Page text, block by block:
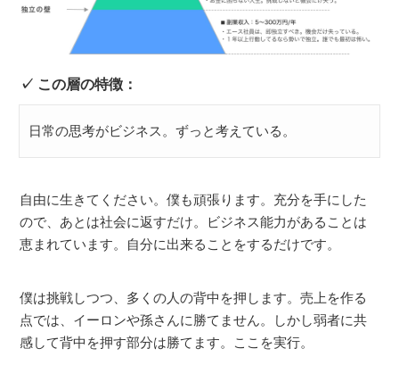
この層の特徴：
日常の思考がビジネス。ずっと考えている。
自由に生きてください。僕も頑張ります。充分を手にした
ので、あとは社会に返すだけ。ビジネス能力があることは
恵まれています。自分に出来ることをするだけです。
僕は挑戦しつつ、多くの人の背中を押します。売上を作る
点では、イーロンや孫さんに勝てません。しかし弱者に共
感して背中を押す部分は勝てます。ここを実行。